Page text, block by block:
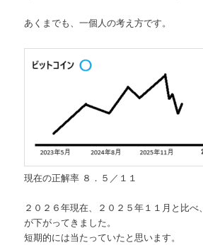
あくまでも、一個人の考え方です。
現在の正解率 ８．５／１１
２０２６年現在、２０２５年１１月と比
が下がってきました。
短期的には当たっていたと思います。